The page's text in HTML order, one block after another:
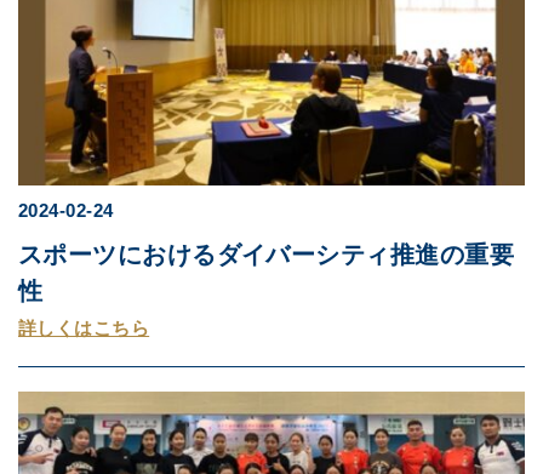
2024-02-24
スポーツにおけるダイバーシティ推進の重要
性
詳しくはこちら